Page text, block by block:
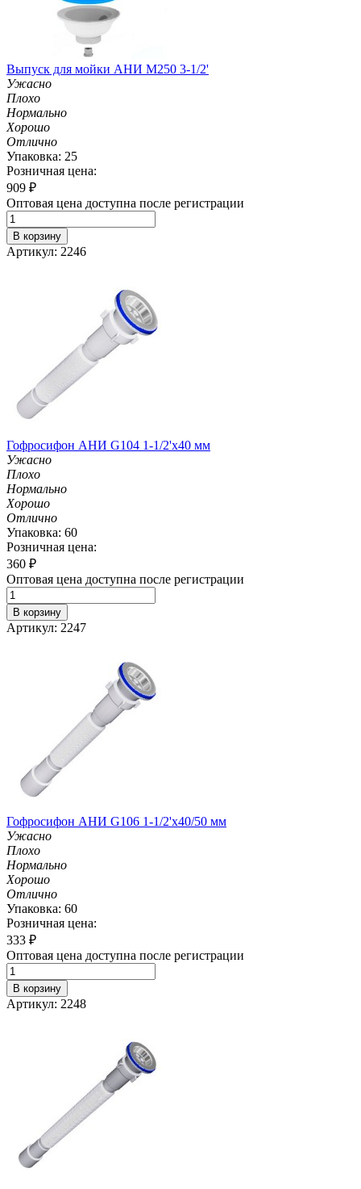
Выпуск для мойки АНИ М250 3-1/2'
Ужасно
Плохо
Нормально
Хорошо
Отлично
Упаковка: 25
Розничная цена:
909 ₽
Оптовая цена доступна после регистрации
В корзину
Артикул: 2246
Гофросифон АНИ G104 1-1/2'х40 мм
Ужасно
Плохо
Нормально
Хорошо
Отлично
Упаковка: 60
Розничная цена:
360 ₽
Оптовая цена доступна после регистрации
В корзину
Артикул: 2247
Гофросифон АНИ G106 1-1/2'х40/50 мм
Ужасно
Плохо
Нормально
Хорошо
Отлично
Упаковка: 60
Розничная цена:
333 ₽
Оптовая цена доступна после регистрации
В корзину
Артикул: 2248